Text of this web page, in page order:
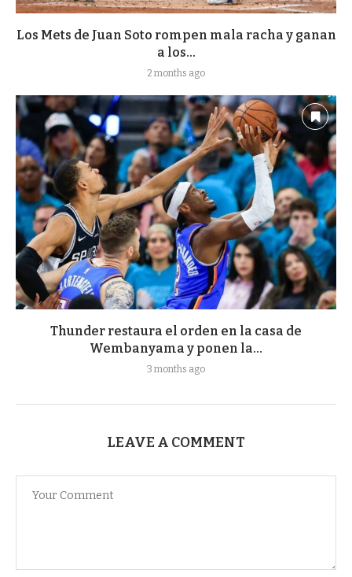
Los Mets de Juan Soto rompen mala racha y ganan
a los...
2 months ago
Thunder restaura el orden en la casa de
Wembanyama y ponen la...
3 months ago
LEAVE A COMMENT